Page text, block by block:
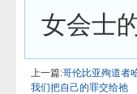
女会士
上一篇:哥伦比亚殉道者
我们把自己的罪交给祂